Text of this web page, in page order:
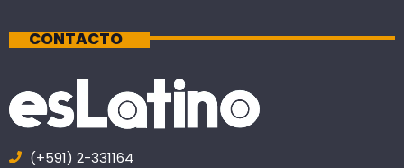
CONTACTO
(+591) 2-331164